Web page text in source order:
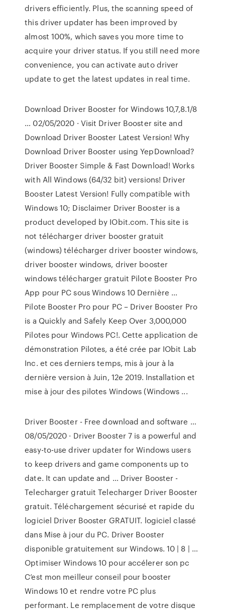
drivers efficiently. Plus, the scanning speed of
this driver updater has been improved by
almost 100%, which saves you more time to
acquire your driver status. If you still need more
convenience, you can activate auto driver
update to get the latest updates in real time.
Download Driver Booster for Windows 10,7,8.1/8
… 02/05/2020 · Visit Driver Booster site and
Download Driver Booster Latest Version! Why
Download Driver Booster using YepDownload?
Driver Booster Simple & Fast Download! Works
with All Windows (64/32 bit) versions! Driver
Booster Latest Version! Fully compatible with
Windows 10; Disclaimer Driver Booster is a
product developed by IObit.com. This site is
not télécharger driver booster gratuit
(windows) télécharger driver booster windows,
driver booster windows, driver booster
windows télécharger gratuit Pilote Booster Pro
App pour PC sous Windows 10 Dernière ...
Pilote Booster Pro pour PC – Driver Booster Pro
is a Quickly and Safely Keep Over 3,000,000
Pilotes pour Windows PC!. Cette application de
démonstration Pilotes, a été crée par IObit Lab
Inc. et ces derniers temps, mis à jour à la
dernière version à Juin, 12e 2019. Installation et
mise à jour des pilotes Windows (Windows ...
Driver Booster - Free download and software …
08/05/2020 · Driver Booster 7 is a powerful and
easy-to-use driver updater for Windows users
to keep drivers and game components up to
date. It can update and … Driver Booster -
Telecharger gratuit Telecharger Driver Booster
gratuit. Téléchargement sécurisé et rapide du
logiciel Driver Booster GRATUIT. logiciel classé
dans Mise à jour du PC. Driver Booster
disponible gratuitement sur Windows. 10 | 8 | …
Optimiser Windows 10 pour accélerer son pc
C’est mon meilleur conseil pour booster
Windows 10 et rendre votre PC plus
performant. Le remplacement de votre disque